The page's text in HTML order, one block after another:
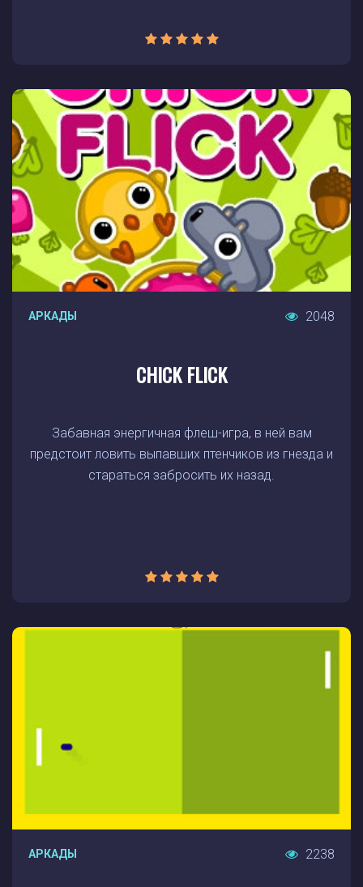
АРКАДЫ 2048
CHICK FLICK
Забавная энергичная флеш-игра, в ней вам
предстоит ловить выпавших птенчиков из гнезда и
стараться забросить их назад.
АРКАДЫ 2238